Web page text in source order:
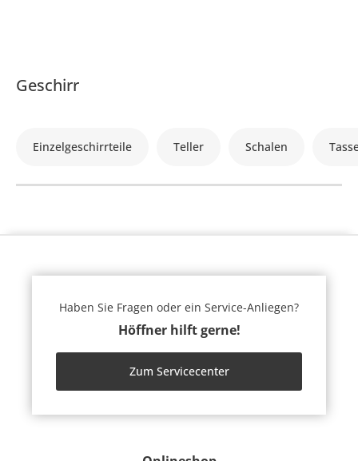
Geschirr
Einzelgeschirrteile Teller Schalen
Haben Sie Fragen oder ein Service-Anliegen?
Höffner hilft gerne!
Zum Servicecenter